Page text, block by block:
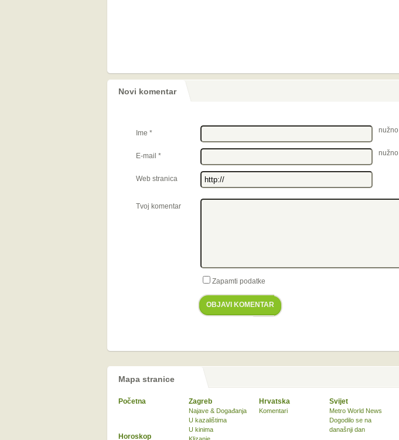
Novi komentar
Ime * nužno
E-mail * nužno
Web stranica
Tvoj komentar
Zapamti podatke
OBJAVI KOMENTAR
Mapa stranice
Početna Zagreb
Najave & Događanja
U kazalištima
U kinima
Hrvatska
Komentari
Svijet
Metro World News
Dogodilo se na
današnji dan
Horoskop